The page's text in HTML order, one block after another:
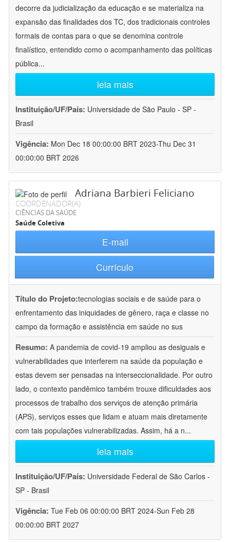
decorre da judicialização da educação e se materializa na
expansão das finalidades dos TC, dos tradicionais controles
formais de contas para o que se denomina controle
finalístico, entendido como o acompanhamento das políticas
pública...
leia mais
Instituição/UF/País: Universidade de São Paulo - SP -
Brasil
Vigência: Mon Dec 18 00:00:00 BRT 2023-Thu Dec 31
00:00:00 BRT 2026
Adriana Barbieri Feliciano
COORDENADOR(A)
CIÊNCIAS DA SAÚDE
Saúde Coletiva
E-mail
Currículo
Título do Projeto:tecnologias sociais e de saúde para o
enfrentamento das iniquidades de gênero, raça e classe no
campo da formação e assistência em saúde no sus
Resumo: A pandemia de covid-19 ampliou as desiguais e
vulnerabilidades que interferem na saúde da população e
estas devem ser pensadas na interseccionalidade. Por outro
lado, o contexto pandêmico também trouxe dificuldades aos
processos de trabalho dos serviços de atenção primária
(APS), serviços esses que lidam e atuam mais diretamente
com tais populações vulnerabilizadas. Assim, há a n...
leia mais
Instituição/UF/País: Universidade Federal de São Carlos -
SP - Brasil
Vigência: Tue Feb 06 00:00:00 BRT 2024-Sun Feb 28
00:00:00 BRT 2027